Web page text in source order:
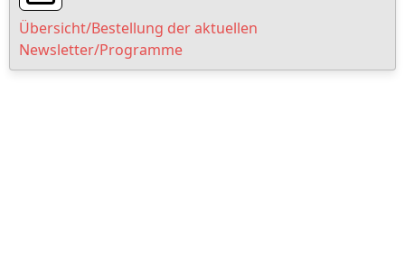
Übersicht/Bestellung der aktuellen
Newsletter/Programme